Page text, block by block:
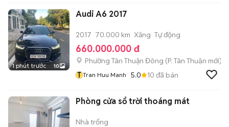
1 phút trước 10
Audi A6 2017
2017 70.000 km Xăng Tự động
660.000.000 đ
Phường Tân Thuận Đông (P. Tân Thuận mới)
T Tran Huu Manh 5.0 10 đã bán
Phòng cửa sổ trời thoáng mát
Nhà trống